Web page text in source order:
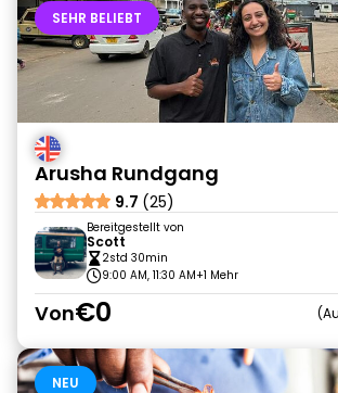
SEHR BELIEBT
Arusha Rundgang
9.7 (25)
Bereitgestellt von
Scott
2std 30min
9:00 AM, 11:30 AM+1 Mehr
Von€0
NEU